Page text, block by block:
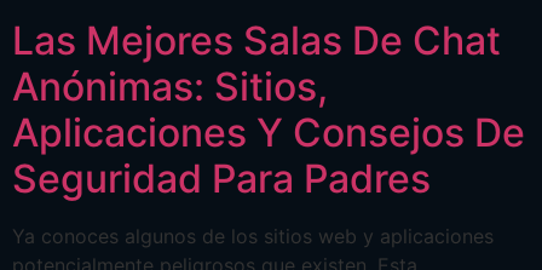
Las Mejores Salas De Chat
Anónimas: Sitios,
Aplicaciones Y Consejos De
Seguridad Para Padres
Ya conoces algunos de los sitios web y aplicaciones